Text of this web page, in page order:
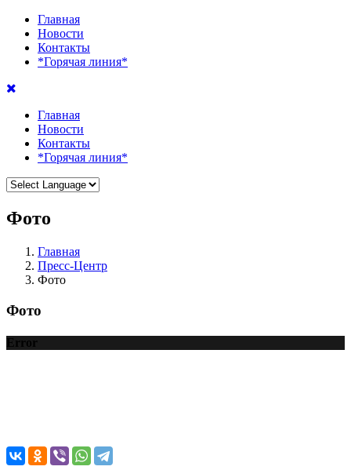
Главная
Новости
Контакты
*Горячая линия*
Главная
Новости
Контакты
*Горячая линия*
Фото
Главная
Пресс-Центр
Фото
Фото
Error